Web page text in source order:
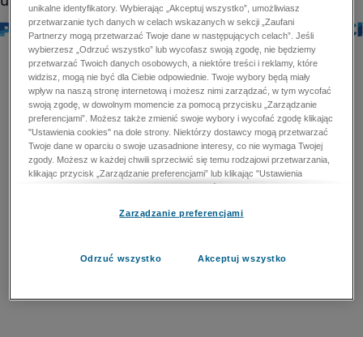
unikalne identyfikatory. Wybierając „Akceptuj wszystko”, umożliwiasz
przetwarzanie tych danych w celach wskazanych w sekcji „Zaufani
Partnerzy mogą przetwarzać Twoje dane w następujących celach”. Jeśli
wybierzesz „Odrzuć wszystko” lub wycofasz swoją zgodę, nie będziemy
przetwarzać Twoich danych osobowych, a niektóre treści i reklamy, które
widzisz, mogą nie być dla Ciebie odpowiednie. Twoje wybory będą miały
wpływ na naszą stronę internetową i możesz nimi zarządzać, w tym wycofać
swoją zgodę, w dowolnym momencie za pomocą przycisku „Zarządzanie
preferencjami”. Możesz także zmienić swoje wybory i wycofać zgodę klikając
"Ustawienia cookies" na dole strony. Niektórzy dostawcy mogą przetwarzać
Twoje dane w oparciu o swoje uzasadnione interesy, co nie wymaga Twojej
zgody. Możesz w każdej chwili sprzeciwić się temu rodzajowi przetwarzania,
klikając przycisk „Zarządzanie preferencjami” lub klikając "Ustawienia
cookies" na dole strony. Nie możesz sprzeciwić się przetwarzaniu przez
zapobiegania oszustwom i naprawiania błędów, a w tym celu mogą zostać
przetwarzaniu danych osobowych w celu dostarczania i prezentacji reklam i
Zarządzanie preferencjami
Odrzuć wszystko Akceptuj wszystko